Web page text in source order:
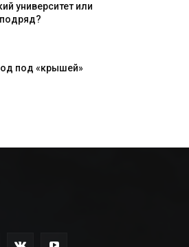
университет или
под «крышей»